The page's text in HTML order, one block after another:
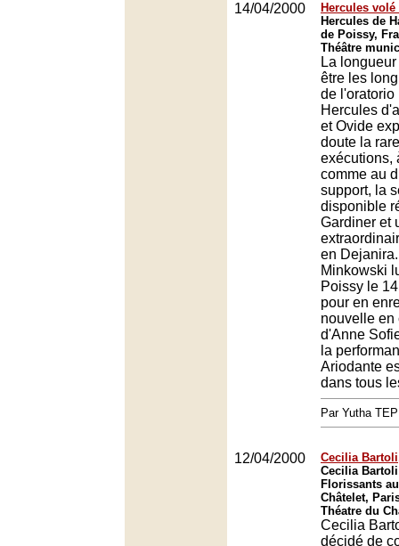
14/04/2000
Hercules
Hercules de
de Poissy,
Théâtre
La
être les
de l'oratorio
Hercules
et Ovide
doute la
exécutions,
comme au
support, la
disponible
Gardiner et
en
Minkowski
Poissy le
pour en
nouvelle en
d'Anne
la
Ariodante
dans tous
Par Yutha TEP
12/04/2000
Cecilia
Cecilia
Florissants
Châtelet,
Théatre du
Cecilia
décidé de